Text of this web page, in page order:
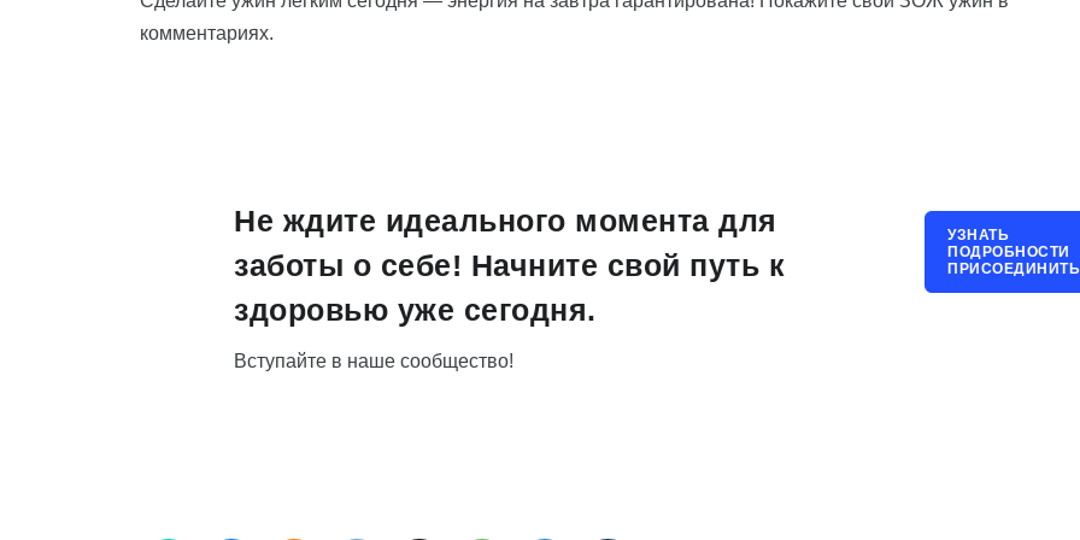
комментариях.
Не ждите идеального момента для
заботы о себе! Начните свой путь к
здоровью уже сегодня.
Вступайте в наше сообщество!
УЗНАТЬ
ПОДРОБНОСТИ